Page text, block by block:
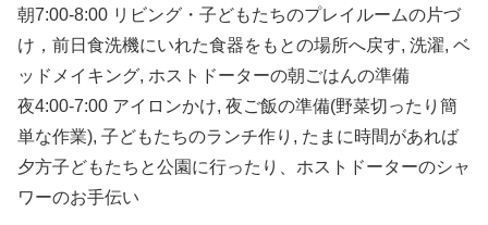
朝7:00-8:00 リビング・子どもたちのプレイルームの片づ
け，前日食洗機にいれた食器をもとの場所へ戻す, 洗濯, ベ
ッドメイキング, ホストドーターの朝ごはんの準備
夜4:00-7:00 アイロンかけ, 夜ご飯の準備(野菜切ったり簡
単な作業), 子どもたちのランチ作り, たまに時間があれば
夕方子どもたちと公園に行ったり、ホストドーターのシャ
ワーのお手伝い